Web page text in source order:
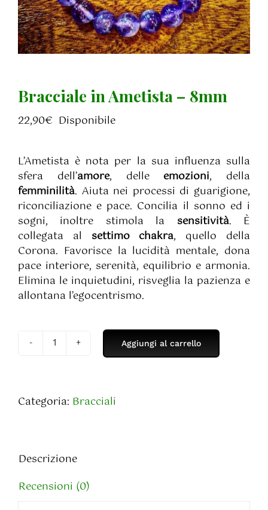
Bracciale in Ametista – 8mm
22,90€ Disponibile
L’Ametista è nota per la sua influenza sulla
sfera dell’amore, delle emozioni, della
femminilità. Aiuta nei processi di guarigione,
riconciliazione e pace. Concilia il sonno ed i
sogni, inoltre stimola la sensitività. È
collegata al settimo chakra, quello della
Corona. Favorisce la lucidità mentale, dona
pace interiore, serenità, equilibrio e armonia.
Elimina le inquietudini, risveglia la pazienza e
allontana l’egocentrismo.
Bracciale
8mm
Aggiungi al carrello
Categoria: Bracciali
Descrizione
Recensioni (0)